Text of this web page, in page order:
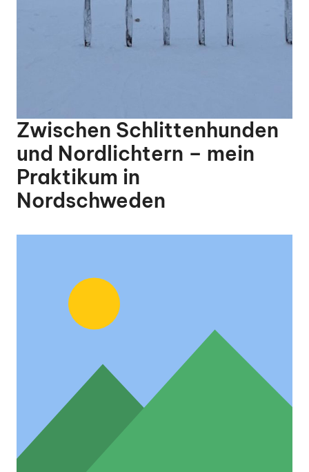
Zwischen Schlittenhunden
und Nordlichtern – mein
Praktikum in
Nordschweden